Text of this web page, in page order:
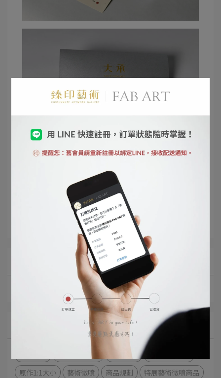
Article Collection 藝術微噴商品規劃
藝術微噴展件 展件企劃
原作1:1大小
藝術微噴 商品規劃
特展藝術微噴商品